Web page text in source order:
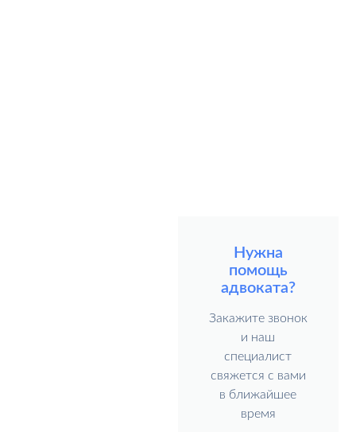
Нужна
помощь
адвоката?
Закажите звонок
и наш
специалист
свяжется с вами
в ближайшее
время